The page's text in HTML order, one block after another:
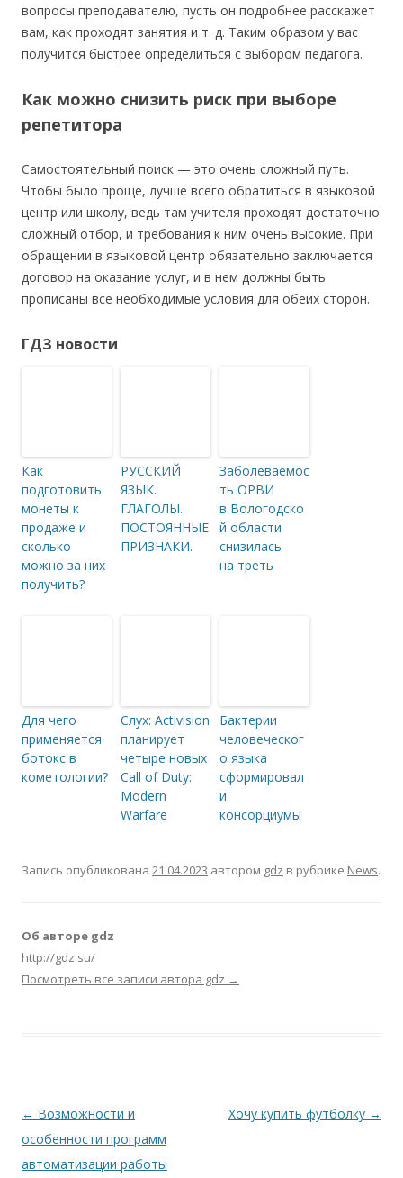
вопросы преподавателю, пусть он подробнее расскажет
вам, как проходят занятия и т. д. Таким образом у вас
получится быстрее определиться с выбором педагога.
Как можно снизить риск при выборе
репетитора
Самостоятельный поиск — это очень сложный путь.
Чтобы было проще, лучше всего обратиться в языковой
центр или школу, ведь там учителя проходят достаточно
сложный отбор, и требования к ним очень высокие. При
обращении в языковой центр обязательно заключается
договор на оказание услуг, и в нем должны быть
прописаны все необходимые условия для обеих сторон.
ГДЗ новости
Как
подготовить
монеты к
продаже и
сколько
можно за них
получить?
РУССКИЙ
ЯЗЫК.
ГЛАГОЛЫ.
ПОСТОЯННЫЕ
ПРИЗНАКИ.
Заболеваемос
ть ОРВИ
в Вологодско
й области
снизилась
на треть
Для чего
применяется
ботокс в
кометологии?
Слух: Activision
планирует
четыре новых
Call of Duty:
Modern
Warfare
Бактерии
человеческог
о языка
сформировал
и
консорциумы
Запись опубликована 21.04.2023 автором gdz в рубрике News.
Об авторе gdz
http://gdz.su/
Посмотреть все записи автора gdz →
Навигация по записям
← Возможности и
особенности программ
автоматизации работы
Хочу купить футболку →